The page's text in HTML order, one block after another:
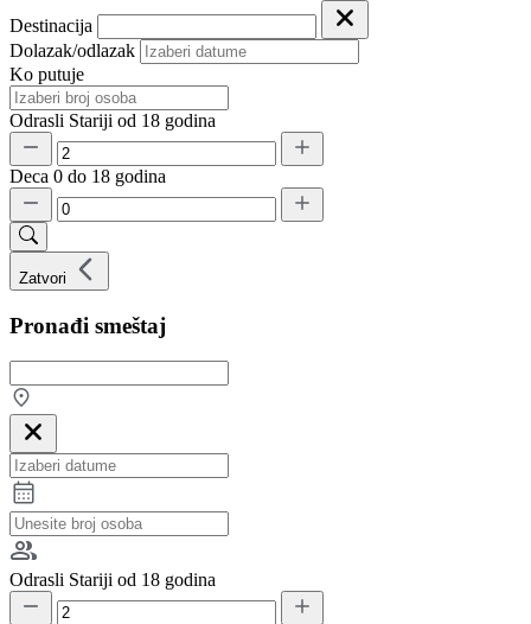
Destinacija
Dolazak/odlazak
Ko putuje
Odrasli Stariji od 18 godina
Deca 0 do 18 godina
Zatvori
Pronađi smeštaj
Odrasli Stariji od 18 godina